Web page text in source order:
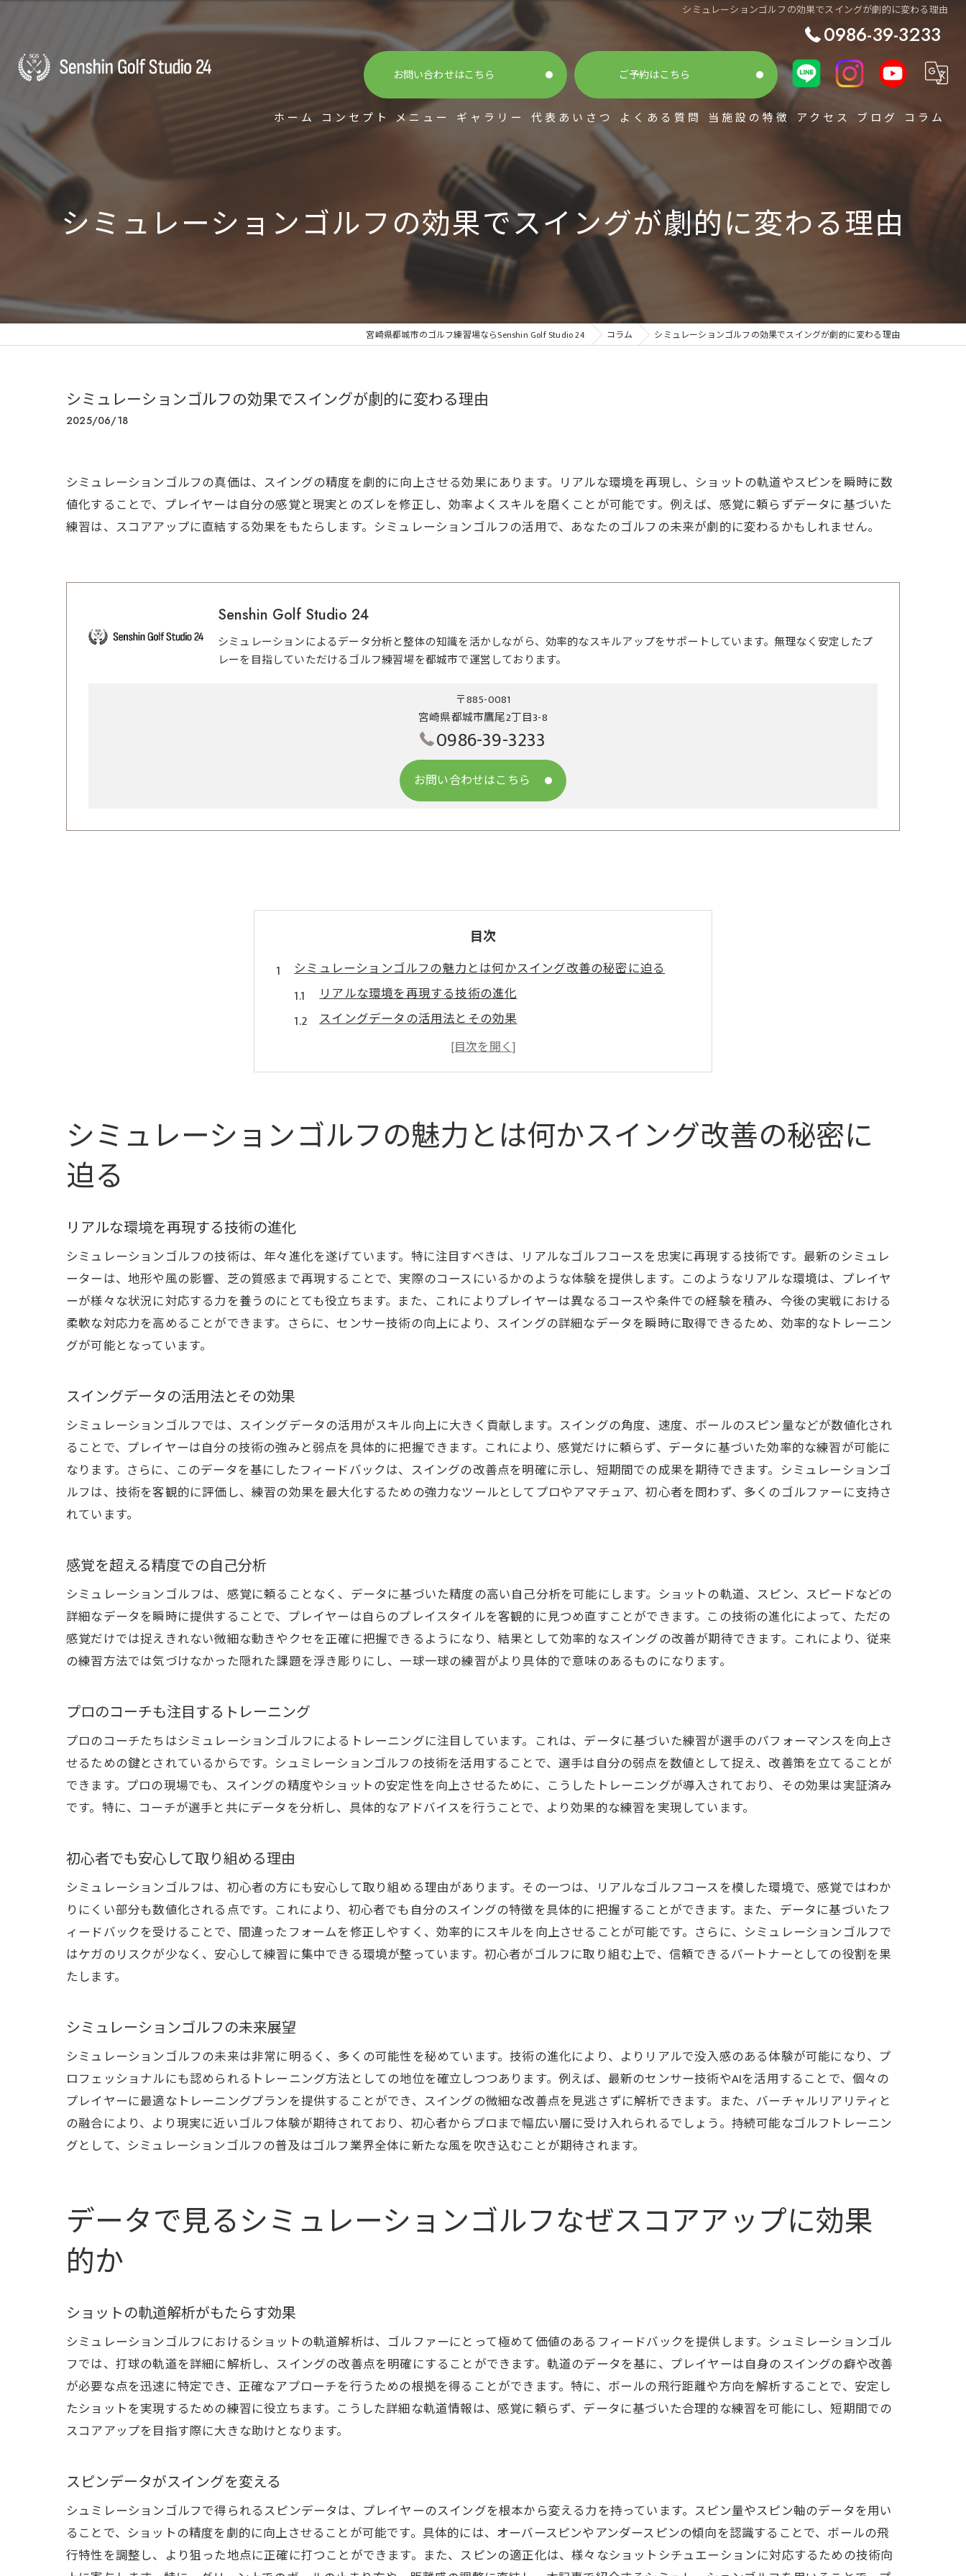
シミュレーションゴルフの効果でスイングが劇的に変わる理由
0986-39-3233
お問い合わせはこちら ご予約はこちら
ホーム コンセプト メニュー ギャラリー 代表あいさつ よくある質問 当施設の特徴
初心者
レッスン
アクセス ブログ コラム
シミュレーションゴルフの効果でスイングが劇的に変わる理由
宮崎県都城市のゴルフ練習場ならSenshin Golf Studio 24 コラム シミュレーションゴルフの効果でスイングが劇的に変わる理由
シミュレーションゴルフの効果でスイングが劇的に変わる理由
2025/06/18
シミュレーションゴルフの真価は、スイングの精度を劇的に向上させる効果にあります。リアルな環境を再現し、ショットの軌道やスピンを瞬時に数
値化することで、プレイヤーは自分の感覚と現実とのズレを修正し、効率よくスキルを磨くことが可能です。例えば、感覚に頼らずデータに基づいた
練習は、スコアアップに直結する効果をもたらします。シミュレーションゴルフの活用で、あなたのゴルフの未来が劇的に変わるかもしれません。
Senshin Golf Studio 24
シミュレーションによるデータ分析と整体の知識を活かしながら、効率的なスキルアップをサポートしています。無理なく安定したプ
レーを目指していただけるゴルフ練習場を都城市で運営しております。
〒885-0081
宮崎県都城市鷹尾2丁目3-8
0986-39-3233
お問い合わせはこちら
目次
シミュレーションゴルフの魅力とは何かスイング改善の秘密に迫る
リアルな環境を再現する技術の進化
スイングデータの活用法とその効果
感覚を超える精度での自己分析
プロのコーチも注目するトレーニング
シミュレーションゴルフの未来展望
データで見るシミュレーションゴルフなぜスコアアップに効果的か
データに基づく目標設定と達成法
初心者から上級者までの活用例
データがもたらす長期的なスキル向上
リアルと仮想の融合シミュレーションゴルフでスイングをどう変えるか
仮想ラウンドによる実戦感覚の向上
自宅でのトレーニングの可能性
リアルタイムのアドバイスでスキルアップ
シュミレーションゴルフの利点感覚を超えた具体的なスキル向上法
コーチングとデータの活用方法
自己流を見直すポイント
感覚のズレを修正する科学的アプローチ
スイングのズレを修正するシュミレーションゴルフの実力
自分の弱点を知るための手法
フィジカルとメンタルのバランス調整
長所を伸ばすためのトレーニング
デジタルデータがもたらす発見
未来のゴルファーに必要なスキルとは
トレンドを捉えた練習方法
客観的データがもたらすシュミレーションゴルフでの上達の実感
データによる自信の獲得方法
間違いやすい点を修正する方法
データが示す成長曲線の見方
スイング改善のための具体策
日常に取り入れる計画的トレーニング
シミュレーションゴルフの効果を体感しようスコアが変わる理由
実際に効果を感じた体験談
シミュレーションゴルフが人生を豊かにする理由
シミュレーションゴルフの魅力とは何かスイング改善の秘密に
迫る
リアルな環境を再現する技術の進化
シミュレーションゴルフの技術は、年々進化を遂げています。特に注目すべきは、リアルなゴルフコースを忠実に再現する技術です。最新のシミュレ
ーターは、地形や風の影響、芝の質感まで再現することで、実際のコースにいるかのような体験を提供します。このようなリアルな環境は、プレイヤ
ーが様々な状況に対応する力を養うのにとても役立ちます。また、これによりプレイヤーは異なるコースや条件での経験を積み、今後の実戦における
柔軟な対応力を高めることができます。さらに、センサー技術の向上により、スイングの詳細なデータを瞬時に取得できるため、効率的なトレーニン
グが可能となっています。
スイングデータの活用法とその効果
シミュレーションゴルフでは、スイングデータの活用がスキル向上に大きく貢献します。スイングの角度、速度、ボールのスピン量などが数値化され
ることで、プレイヤーは自分の技術の強みと弱点を具体的に把握できます。これにより、感覚だけに頼らず、データに基づいた効率的な練習が可能に
なります。さらに、このデータを基にしたフィードバックは、スイングの改善点を明確に示し、短期間での成果を期待できます。シミュレーションゴ
ルフは、技術を客観的に評価し、練習の効果を最大化するための強力なツールとしてプロやアマチュア、初心者を問わず、多くのゴルファーに支持さ
れています。
感覚を超える精度での自己分析
シミュレーションゴルフは、感覚に頼ることなく、データに基づいた精度の高い自己分析を可能にします。ショットの軌道、スピン、スピードなどの
詳細なデータを瞬時に提供することで、プレイヤーは自らのプレイスタイルを客観的に見つめ直すことができます。この技術の進化によって、ただの
感覚だけでは捉えきれない微細な動きやクセを正確に把握できるようになり、結果として効率的なスイングの改善が期待できます。これにより、従来
の練習方法では気づけなかった隠れた課題を浮き彫りにし、一球一球の練習がより具体的で意味のあるものになります。
プロのコーチも注目するトレーニング
プロのコーチたちはシミュレーションゴルフによるトレーニングに注目しています。これは、データに基づいた練習が選手のパフォーマンスを向上さ
せるための鍵とされているからです。シュミレーションゴルフの技術を活用することで、選手は自分の弱点を数値として捉え、改善策を立てることが
できます。プロの現場でも、スイングの精度やショットの安定性を向上させるために、こうしたトレーニングが導入されており、その効果は実証済み
です。特に、コーチが選手と共にデータを分析し、具体的なアドバイスを行うことで、より効果的な練習を実現しています。
初心者でも安心して取り組める理由
シミュレーションゴルフは、初心者の方にも安心して取り組める理由があります。その一つは、リアルなゴルフコースを模した環境で、感覚ではわか
りにくい部分も数値化される点です。これにより、初心者でも自分のスイングの特徴を具体的に把握することができます。また、データに基づいたフ
ィードバックを受けることで、間違ったフォームを修正しやすく、効率的にスキルを向上させることが可能です。さらに、シミュレーションゴルフで
はケガのリスクが少なく、安心して練習に集中できる環境が整っています。初心者がゴルフに取り組む上で、信頼できるパートナーとしての役割を果
たします。
シミュレーションゴルフの未来展望
シミュレーションゴルフの未来は非常に明るく、多くの可能性を秘めています。技術の進化により、よりリアルで没入感のある体験が可能になり、プ
ロフェッショナルにも認められるトレーニング方法としての地位を確立しつつあります。例えば、最新のセンサー技術やAIを活用することで、個々の
プレイヤーに最適なトレーニングプランを提供することができ、スイングの微細な改善点を見逃さずに解析できます。また、バーチャルリアリティと
の融合により、より現実に近いゴルフ体験が期待されており、初心者からプロまで幅広い層に受け入れられるでしょう。持続可能なゴルフトレーニン
グとして、シミュレーションゴルフの普及はゴルフ業界全体に新たな風を吹き込むことが期待されます。
データで見るシミュレーションゴルフなぜスコアアップに効果
的か
ショットの軌道解析がもたらす効果
シミュレーションゴルフにおけるショットの軌道解析は、ゴルファーにとって極めて価値のあるフィードバックを提供します。シュミレーションゴル
フでは、打球の軌道を詳細に解析し、スイングの改善点を明確にすることができます。軌道のデータを基に、プレイヤーは自身のスイングの癖や改善
が必要な点を迅速に特定でき、正確なアプローチを行うための根拠を得ることができます。特に、ボールの飛行距離や方向を解析することで、安定し
たショットを実現するための練習に役立ちます。こうした詳細な軌道情報は、感覚に頼らず、データに基づいた合理的な練習を可能にし、短期間での
スコアアップを目指す際に大きな助けとなります。
スピンデータがスイングを変える
シュミレーションゴルフで得られるスピンデータは、プレイヤーのスイングを根本から変える力を持っています。スピン量やスピン軸のデータを用い
ることで、ショットの精度を劇的に向上させることが可能です。具体的には、オーバースピンやアンダースピンの傾向を認識することで、ボールの飛
行特性を調整し、より狙った地点に正確に打つことができます。また、スピンの適正化は、様々なショットシチュエーションに対応するための技術向